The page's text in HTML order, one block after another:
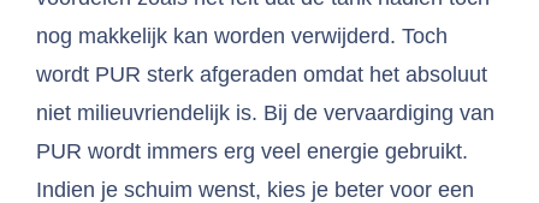
nog makkelijk kan worden verwijderd. Toch
wordt PUR sterk afgeraden omdat het absoluut
niet milieuvriendelijk is. Bij de vervaardiging van
PUR wordt immers erg veel energie gebruikt.
Indien je schuim wenst, kies je beter voor een